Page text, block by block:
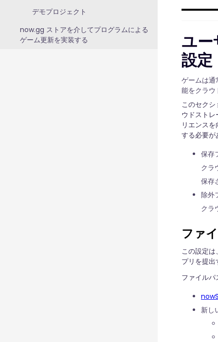
ユ
設定
ゲームは
能をクラウ
このセク
ウドスト
リエンス
する必要が
保存
クラ
保存
除外
クラ
ファ
この設定
プリを提出
ファイルパ
新し
デモプロジェクト
now.gg ストアを介してプログラムによる
ゲーム更新を実装する